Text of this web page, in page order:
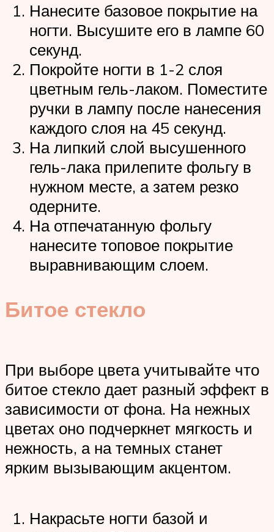
Нанесите базовое покрытие на
ногти. Высушите его в лампе 60
секунд.
Покройте ногти в 1-2 слоя
цветным гель-лаком. Поместите
ручки в лампу после нанесения
каждого слоя на 45 секунд.
На липкий слой высушенного
гель-лака прилепите фольгу в
нужном месте, а затем резко
одерните.
На отпечатанную фольгу
нанесите топовое покрытие
выравнивающим слоем.
Битое стекло
При выборе цвета учитывайте что
битое стекло дает разный эффект в
зависимости от фона. На нежных
цветах оно подчеркнет мягкость и
нежность, а на темных станет
ярким вызывающим акцентом.
Накрасьте ногти базой и